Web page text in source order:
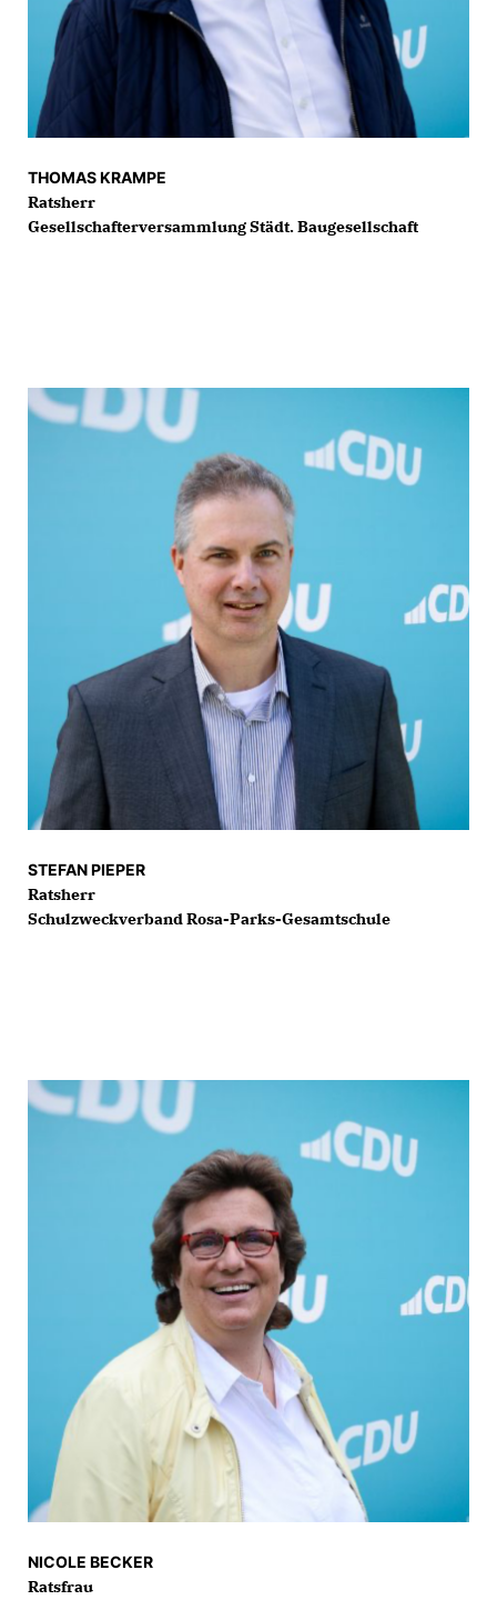
THOMAS KRAMPE
Ratsherr
Gesellschafterversammlung Städt. Baugesellschaft
STEFAN PIEPER
Ratsherr
Schulzweckverband Rosa-Parks-Gesamtschule
NICOLE BECKER
Ratsfrau